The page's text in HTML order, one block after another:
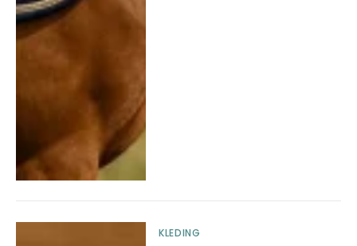
KLEDING